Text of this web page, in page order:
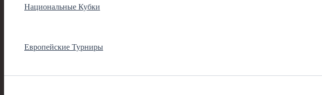
Национальные Кубки
Европейские Турниры